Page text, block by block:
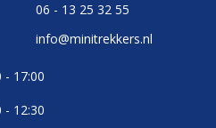
06 - 13 25 32 55
info@minitrekkers.nl
- 17:00
- 12:30